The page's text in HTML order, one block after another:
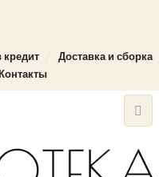
кредит
Доставка и сборка